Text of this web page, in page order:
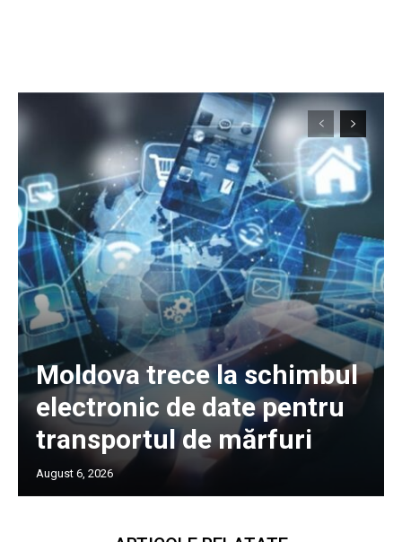
Moldova trece la schimbul
electronic de date pentru
transportul de mărfuri
August 6, 2026